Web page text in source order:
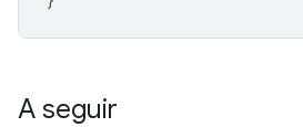
A seguir